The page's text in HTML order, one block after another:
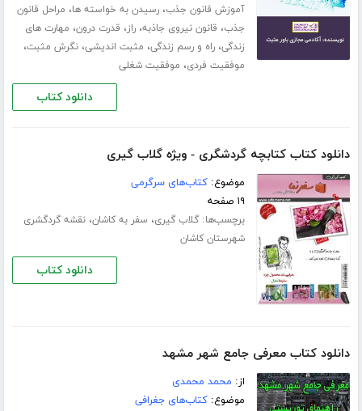
آموزش قانون جذب،رسیدن به خواسته ها، مراحل قانون
جذب، قانون نیروی جاذبه،راز، قدرت درون، مهارت های
زندگی،راه و رسم زندگی، مثبت اندیشی،نگرش مثبت،
موفقیت فردی، موفقیت شغلی
دانلود کتاب
دانلود کتاب کتابچه گردشگری - ویژه گلاب گیری
موضوع:کتاب‌های سرگرمی
۱۹ صفحه
برچسب‌ها:گلاب گیری، سفر به کاشان،نقشه گردگشری
شهرستان کاشان
دانلود کتاب
دانلود کتاب معرفی جامع شهر مشهد
از: محمد محمدی
موضوع:کتاب‌های جغرافی